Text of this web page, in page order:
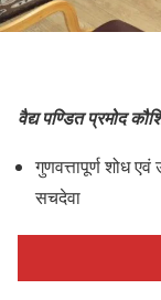
वैद्य पण्डित प्रमोद
गुणवत्तापूर्ण शोध
सचदेवा